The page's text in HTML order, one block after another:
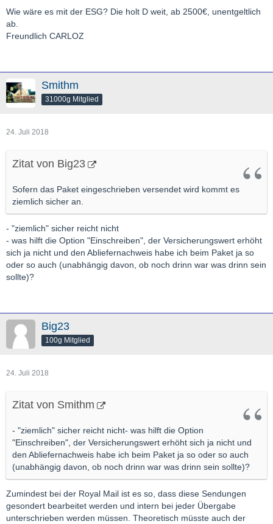
Wie wäre es mit der ESG? Die holt D weit, ab 2500€, unentgeltlich
ab.
Freundlich CARLOZ
Smithm
31000g Mitglied
24. Juli 2018
Zitat von Big23
Sofern das Paket eingeschrieben versendet wird kommt es
ziemlich sicher an.
- "ziemlich" sicher reicht nicht
- was hilft die Option "Einschreiben", der Versicherungswert erhöht
sich ja nicht und den Abliefernachweis habe ich beim Paket ja so
oder so auch (unabhängig davon, ob noch drinn war was drinn sein
sollte)?
Big23
100g Mitglied
24. Juli 2018
Zitat von Smithm
- "ziemlich" sicher reicht nicht- was hilft die Option
"Einschreiben", der Versicherungswert erhöht sich ja nicht und
den Abliefernachweis habe ich beim Paket ja so oder so auch
(unabhängig davon, ob noch drinn war was drinn sein sollte)?
Zumindest bei der Royal Mail ist es so, dass diese Sendungen
gesondert bearbeitet werden und intern bei jeder Übergabe
unterschrieben werden müssen. Theoretisch müsste auch der